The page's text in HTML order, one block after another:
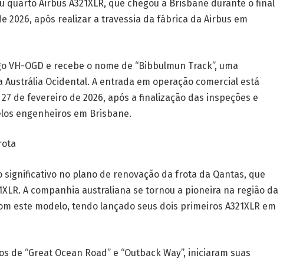
Airbus A321XLR, que chegou a Brisbane durante o final
2026, após realizar a travessia da fábrica da Airbus em
OGD e recebe o nome de “Bibbulmun Track”, uma
Ocidental. A entrada em operação comercial está
de fevereiro de 2026, após a finalização das inspeções e
engenheiros em Brisbane.
no plano de renovação da frota da Qantas, que
A companhia australiana se tornou a pioneira na região da
este modelo, tendo lançado seus dois primeiros A321XLR em
de “Great Ocean Road” e “Outback Way”, iniciaram suas